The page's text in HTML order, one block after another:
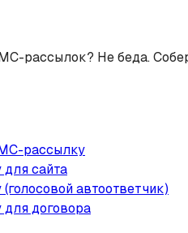
рассылок? Не беда.
рассылку
сайта
автоответчик)
договора